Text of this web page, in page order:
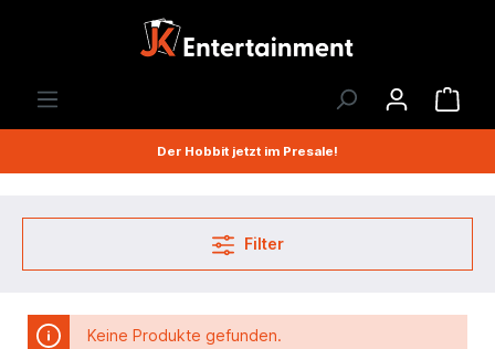
Der Hobbit jetzt im Presale!
Filter
Keine Produkte gefunden.